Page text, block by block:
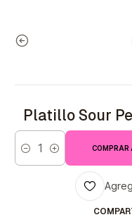
Platillo Sour
Cantidad
COMPRAR